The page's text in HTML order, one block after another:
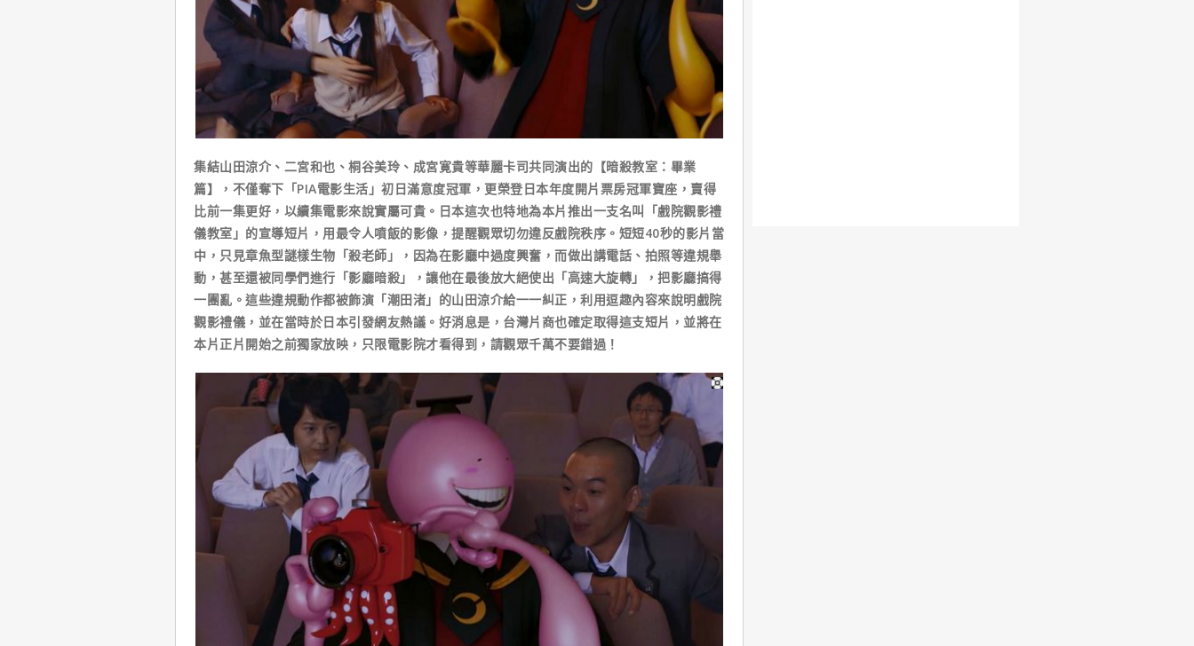
集結山田涼介、二宮和也、桐谷美玲、成宮寛貴等華麗卡司共同演出的【暗殺教室：畢業
篇】，不僅奪下「PIA電影生活」初日滿意度冠軍，更榮登日本年度開片票房冠軍寶座，賣得
比前一集更好，以續集電影來說實屬可貴。日本這次也特地為本片推出一支名叫「戲院觀影禮
儀教室」的宣導短片，用最令人噴飯的影像，提醒觀眾切勿違反戲院秩序。短短40秒的影片當
中，只見章魚型謎樣生物「殺老師」，因為在影廳中過度興奮，而做出講電話、拍照等違規舉
動，甚至還被同學們進行「影廳暗殺」，讓他在最後放大絕使出「高速大旋轉」，把影廳搞得
一團亂。這些違規動作都被飾演「潮田渚」的山田涼介給一一糾正，利用逗趣內容來說明戲院
觀影禮儀，並在當時於日本引發網友熱議。好消息是，台灣片商也確定取得這支短片，並將在
本片正片開始之前獨家放映，只限電影院才看得到，請觀眾千萬不要錯過！